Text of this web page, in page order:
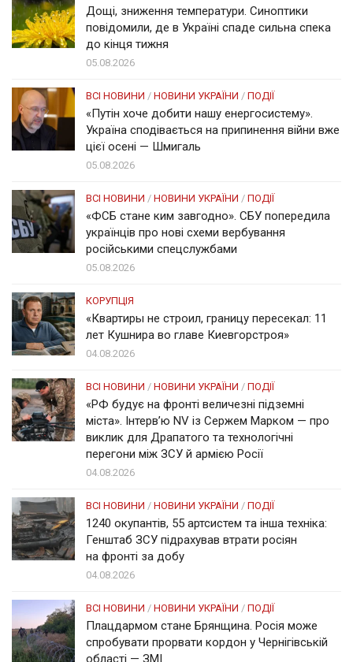
Дощі, зниження температури. Синоптики
повідомили, де в Україні спаде сильна спека
до кінця тижня
05.08.2026
ВСІ НОВИНИ / НОВИНИ УКРАЇНИ / ПОДІЇ
«Путін хоче добити нашу енергосистему».
Україна сподівається на припинення війни вже
цієї осені — Шмигаль
05.08.2026
ВСІ НОВИНИ / НОВИНИ УКРАЇНИ / ПОДІЇ
«ФСБ стане ким завгодно». СБУ попередила
українців про нові схеми вербування
російськими спецслужбами
05.08.2026
КОРУПЦІЯ
«Квартиры не строил, границу пересекал: 11
лет Кушнира во главе Киевгорстроя»
04.08.2026
ВСІ НОВИНИ / НОВИНИ УКРАЇНИ / ПОДІЇ
«РФ будує на фронті величезні підземні
міста». Інтерв’ю NV із Сержем Марком — про
виклик для Драпатого та технологічні
перегони між ЗСУ й армією Росії
04.08.2026
ВСІ НОВИНИ / НОВИНИ УКРАЇНИ / ПОДІЇ
1240 окупантів, 55 артсистем та інша техніка:
Генштаб ЗСУ підрахував втрати росіян
на фронті за добу
04.08.2026
ВСІ НОВИНИ / НОВИНИ УКРАЇНИ / ПОДІЇ
Плацдармом стане Брянщина. Росія може
спробувати прорвати кордон у Чернігівській
області — ЗМІ